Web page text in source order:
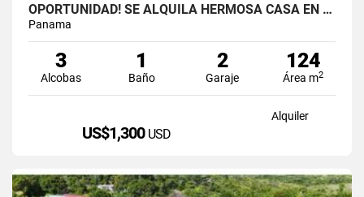
OPORTUNIDAD! SE ALQUILA HERMOSA CASA EN ALTOS DEL MARIA
Panama
3
Alcobas
1
Baño
2
Garaje
124
Área m2
Alquiler
US$1,300 USD